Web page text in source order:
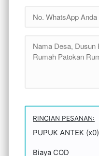
RINCIAN PESANAN:
PUPUK ANTEK (x0)
Biaya COD